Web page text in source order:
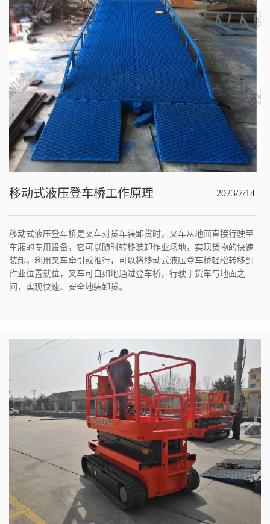
移动式液压登车桥工作原理 2023/7/14
移动式液压登车桥是叉车对货车装卸货时，叉车从地面直接行驶至
车厢的专用设备，它可以随时转移装卸作业场地，实现货物的快速
装卸。利用叉车牵引或推行，可以将移动式液压登车桥轻松转移到
作业位置就位，叉车可自如地通过登车桥，行驶于货车与地面之
间，实现快速、安全地装卸货。